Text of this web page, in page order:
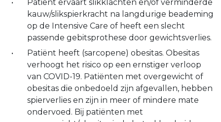
Patiënt ervaart slikklachten en/of verminderde
kauw/slikspierkracht na langdurige beademing
op de Intensive Care of heeft een slecht
passende gebitsprothese door gewichtsverlies.
Patiënt heeft (sarcopene) obesitas. Obesitas
verhoogt het risico op een ernstiger verloop
van COVID-19. Patiënten met overgewicht of
obesitas die onbedoeld zijn afgevallen, hebben
spierverlies en zijn in meer of mindere mate
ondervoed. Bij patiënten met